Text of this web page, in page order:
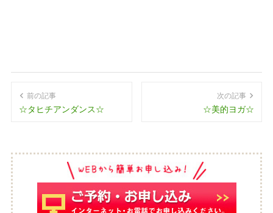
前の記事
☆タヒチアンダンス☆
次の記事
☆美的ヨガ☆